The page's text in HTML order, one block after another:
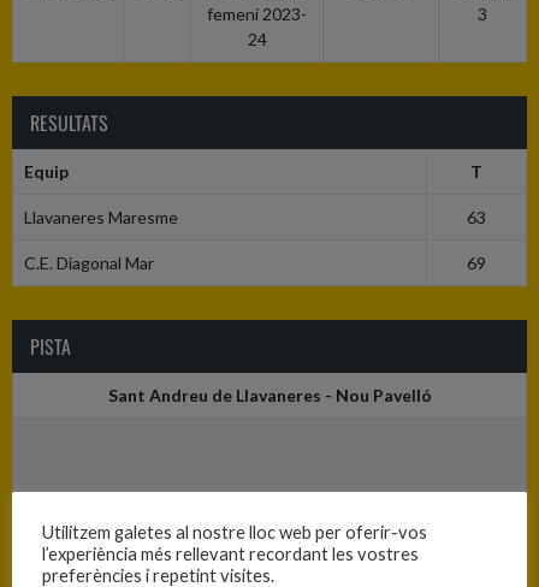
femení 2023-
24
3
RESULTATS
Equip T
Llavaneres Maresme 63
C.E. Diagonal Mar 69
PISTA
Sant Andreu de Llavaneres - Nou Pavelló
Utilitzem galetes al nostre lloc web per oferir-vos
l’experiència més rellevant recordant les vostres
preferències i repetint visites.